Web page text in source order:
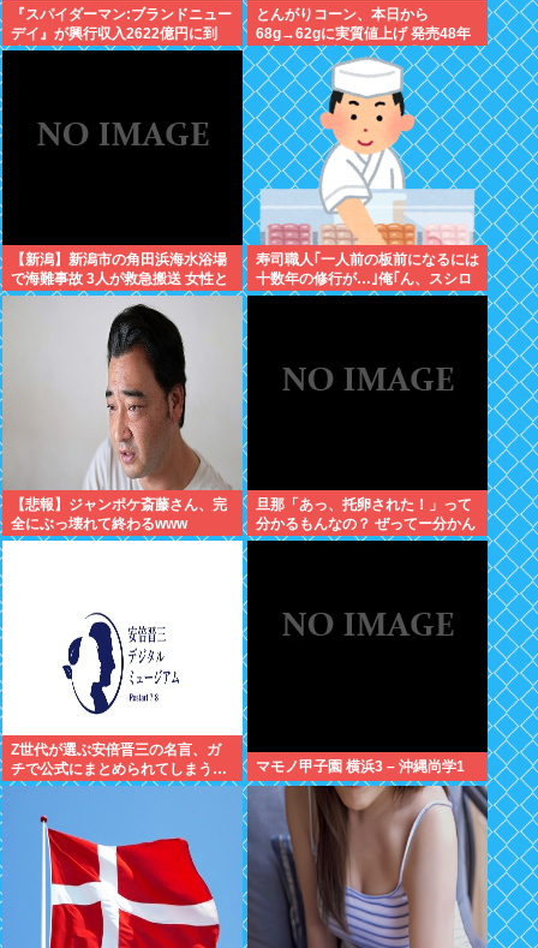
『スパイダーマン:ブランドニュー
デイ』が興行収入2622億円に到
達！2週目も好調に推移へ
とんがりコーン、本日から
68g→62gに実質値上げ 発売48年
で初の箱縮小 メーカー「CO2も
1067トン削減できます笑」
【新潟】新潟市の角田浜海水浴場
で海難事故 3人が救急搬送 女性と
男児が心肺停止 男性は意識あり
寿司職人｢一人前の板前になるには
十数年の修行が…｣俺｢ん、スシロ
ーでいいっしょ(笑)あんまかわん
【悲報】ジャンポケ斎藤さん、完
全にぶっ壊れて終わるwww
旦那「あっ、托卵された！」って
分かるもんなの？ ぜってー分かん
ないだろ。
Z世代が選ぶ安倍晋三の名言、ガ
チで公式にまとめられてしまう…
✨
マモノ甲子園 横浜3 – 沖縄尚学1